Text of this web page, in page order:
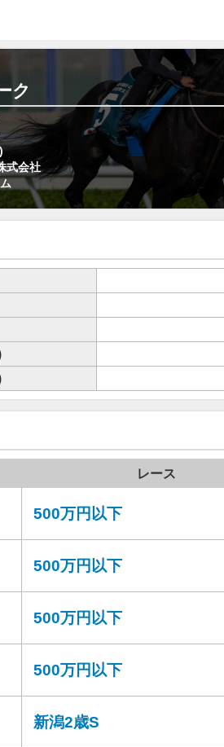
ク
式会社
レース
500万円以下
500万円以下
500万円以下
500万円以下
新潟2歳S